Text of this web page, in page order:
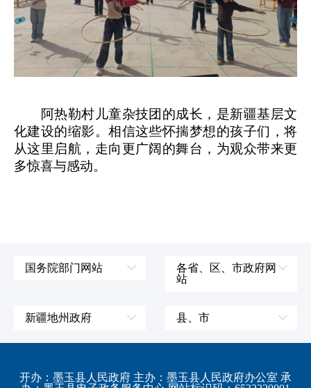
阿热勒村儿童杂技团的成长，是新疆基层文
化建设的缩影。相信这些怀揣梦想的孩子们，将
从这里启航，走向更广阔的舞台，为观众带来更
多惊喜与感动。
国务院部门网站
国防部
教育部
各省、区、市政府网
站
江苏省
新疆地州政府
伊犁哈萨克自治州
县、市
皮山县
开办：墨玉县人民政府 主办：墨玉县人民政府办公室 承